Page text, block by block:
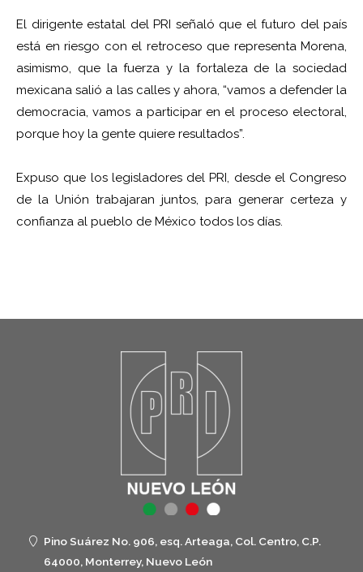
El dirigente estatal del PRI señaló que el futuro del país
está en riesgo con el retroceso que representa Morena,
asimismo, que la fuerza y la fortaleza de la sociedad
mexicana salió a las calles y ahora, “vamos a defender la
democracia, vamos a participar en el proceso electoral,
porque hoy la gente quiere resultados”.
Expuso que los legisladores del PRI, desde el Congreso
de la Unión trabajaran juntos, para generar certeza y
confianza al pueblo de México todos los días.
Pino Suárez No. 906, esq. Arteaga, Col. Centro, C.P.
64000, Monterrey, Nuevo León